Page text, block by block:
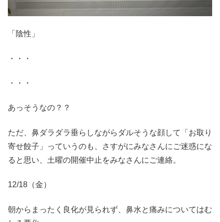
「陰性」
・・・
・・・
あっそうなの？？
ただ、鼻ダラダラ垂らしながらダルそうな顔して「お取り
寄せ餃子」っていうのも、さすがにみなさんにご迷惑にな
ると思い、土曜の開催中止をみなさんにご連絡。
12/18（金）
朝からまったく良化が見られず、鼻水と痛みについてはむ